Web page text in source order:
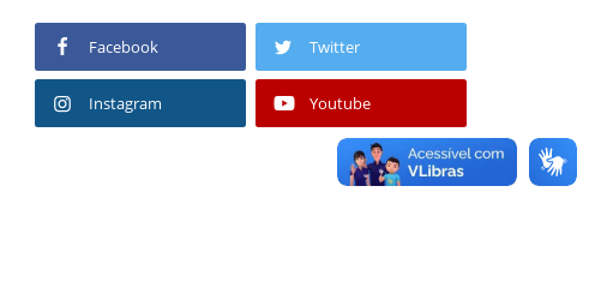
Facebook Twitter
Instagram Youtube